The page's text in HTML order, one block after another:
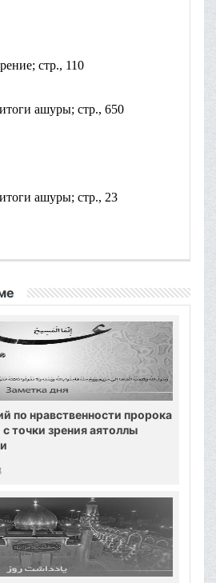
стр., 110
ашуры; стр., 650
ашуры; стр., 23
по нравственности пророка
точки зрения аятоллы